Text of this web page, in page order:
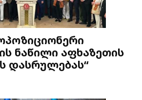
ნაწილი აფხაზეთის
დასრულებას“